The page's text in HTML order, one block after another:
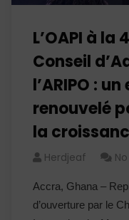
L’OAPI à la
Conseil
l’ARIPO :
renouvelé
la
Herdjeaf
Accra, Ghana –
d’ouverture par le